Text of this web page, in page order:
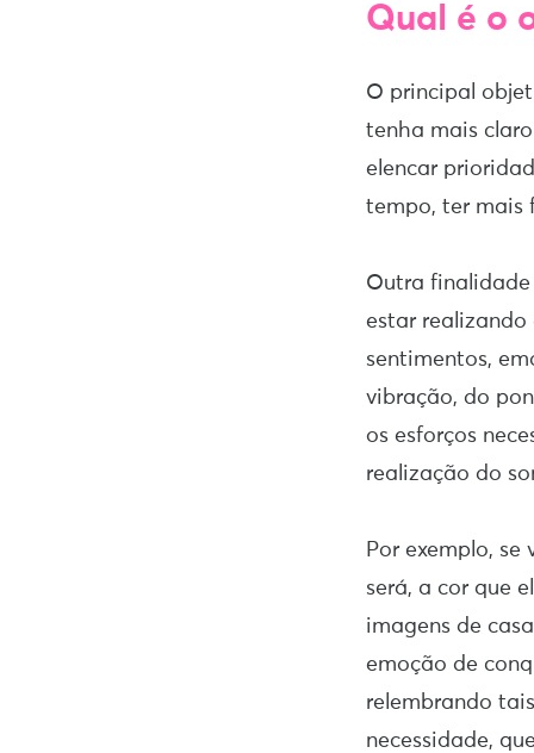
Qual é o
O principal
tenha mais
elencar
tempo, ter mais
Outra finalidade
estar realizando
sentimentos,
vibração, do
os esforços
realização do
Por exemplo,
será, a cor que
imagens de
emoção de
relembrando
necessidade,